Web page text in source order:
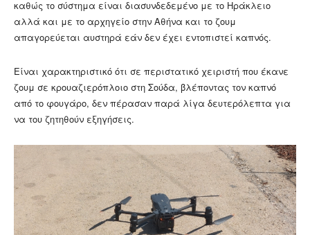
καθώς το σύστημα είναι διασυνδεδεμένο με το Ηράκλειο
αλλά και με το αρχηγείο στην Αθήνα και το ζουμ
απαγορεύεται αυστηρά εάν δεν έχει εντοπιστεί καπνός.
Είναι χαρακτηριστικό ότι σε περιστατικό χειριστή που έκανε
ζουμ σε κρουαζιερόπλοιο στη Σούδα, βλέποντας τον καπνό
από το φουγάρο, δεν πέρασαν παρά λίγα δευτερόλεπτα για
να του ζητηθούν εξηγήσεις.